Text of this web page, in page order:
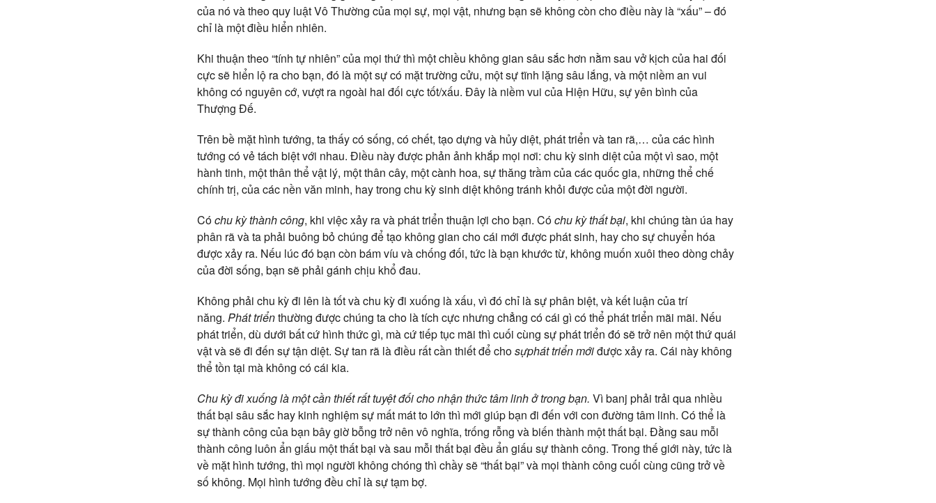
của nó và theo quy luật Vô Thường của mọi sự, mọi vật, nhưng bạn sẽ không còn cho điều này là “xấu” – đó
chỉ là một điều hiển nhiên.
Khi thuận theo “tính tự nhiên” của mọi thứ thì một chiều không gian sâu sắc hơn nằm sau vở kịch của hai đối
cực sẽ hiển lộ ra cho bạn, đó là một sự có mặt trường cửu, một sự tĩnh lặng sâu lắng, và một niềm an vui
không có nguyên cớ, vượt ra ngoài hai đối cực tốt/xấu. Đây là niềm vui của Hiện Hữu, sự yên bình của
Thượng Đế.
Trên bề mặt hình tướng, ta thấy có sống, có chết, tạo dựng và hủy diệt, phát triển và tan rã,… của các hình
tướng có vẻ tách biệt với nhau. Điều này được phản ảnh khắp mọi nơi: chu kỳ sinh diệt của một vì sao, một
hành tinh, một thân thể vật lý, một thân cây, một cành hoa, sự thăng trầm của các quốc gia, những thể chế
chính trị, của các nền văn minh, hay trong chu kỳ sinh diệt không tránh khỏi được của một đời người.
Cóchu kỳ thành công, khi việc xảy ra và phát triển thuận lợi cho bạn. Cóchu kỳ thất bại, khi chúng tàn úa hay
phân rã và ta phải buông bỏ chúng để tạo không gian cho cái mới được phát sinh, hay cho sự chuyển hóa
được xảy ra. Nếu lúc đó bạn còn bám víu và chống đối, tức là bạn khước từ, không muốn xuôi theo dòng chảy
của đời sống, bạn sẽ phải gánh chịu khổ đau.
Không phải chu kỳ đi lên là tốt và chu kỳ đi xuống là xấu, vì đó chỉ là sự phân biệt, và kết luận của trí
năng. Phát triểnthường được chúng ta cho là tích cực nhưng chẳng có cái gì có thể phát triển mãi mãi. Nếu
phát triển, dù dưới bất cứ hình thức gì, mà cứ tiếp tục mãi thì cuối cùng sự phát triển đó sẽ trở nên một thứ quái
vật và sẽ đi đến sự tận diệt. Sự tan rã là điều rất cần thiết để chosựphát triển mớiđược xảy ra. Cái này không
thể tồn tại mà không có cái kia.
Chu kỳ đi xuống là một cần thiết rất tuyệt đối cho nhận thức tâm linh ở trong bạn. Vì banj phải trải qua nhiều
thất bại sâu sắc hay kinh nghiệm sự mất mát to lớn thì mới giúp bạn đi đến với con đường tâm linh. Có thể là
sự thành công của bạn bây giờ bỗng trở nên vô nghĩa, trống rỗng và biến thành một thất bại. Đằng sau mỗi
thành công luôn ẩn giấu một thất bại và sau mỗi thất bại đều ẩn giấu sự thành công. Trong thế giới này, tức là
về mặt hình tướng, thì mọi người không chóng thì chầy sẽ “thất bại” và mọi thành công cuối cùng cũng trở về
số không. Mọi hình tướng đều chỉ là sự tạm bợ.